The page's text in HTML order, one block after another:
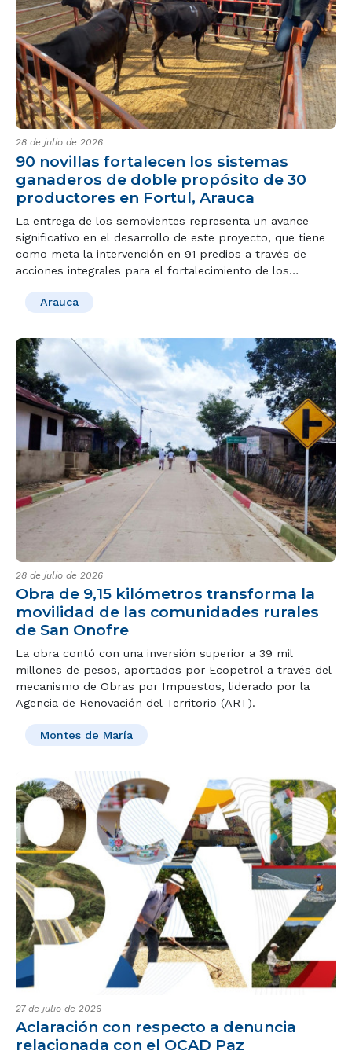
28 de julio de 2026
90 novillas fortalecen los sistemas
ganaderos de doble propósito de 30
productores en Fortul, Arauca
La entrega de los semovientes representa un avance
significativo en el desarrollo de este proyecto, que tiene
como meta la intervención en 91 predios a través de
acciones integrales para el fortalecimiento de los
Arauca
28 de julio de 2026
Obra de 9,15 kilómetros transforma la
movilidad de las comunidades rurales
de San Onofre
La obra contó con una inversión superior a 39 mil
millones de pesos, aportados por Ecopetrol a través del
mecanismo de Obras por Impuestos, liderado por la
Agencia de Renovación del Territorio (ART).
Montes de María
27 de julio de 2026
Aclaración con respecto a denuncia
relacionada con el OCAD Paz